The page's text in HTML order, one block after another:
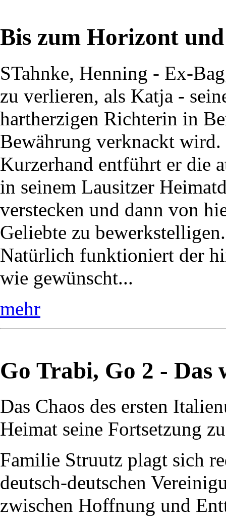
Bis zum Horizont
STahnke, Henning - Ex-
zu verlieren, als Katja -
hartherzigen Richterin in
Bewährung verknackt wird.
Kurzerhand entführt er die
in seinem Lausitzer
verstecken und dann von
Geliebte zu bewerkstelligen.
Natürlich funktioniert der
wie gewünscht...
mehr
Go Trabi, Go 2 - Das
Das Chaos des ersten
Heimat seine Fortsetzung
Familie Struutz plagt sich
deutsch-deutschen
zwischen Hoffnung und